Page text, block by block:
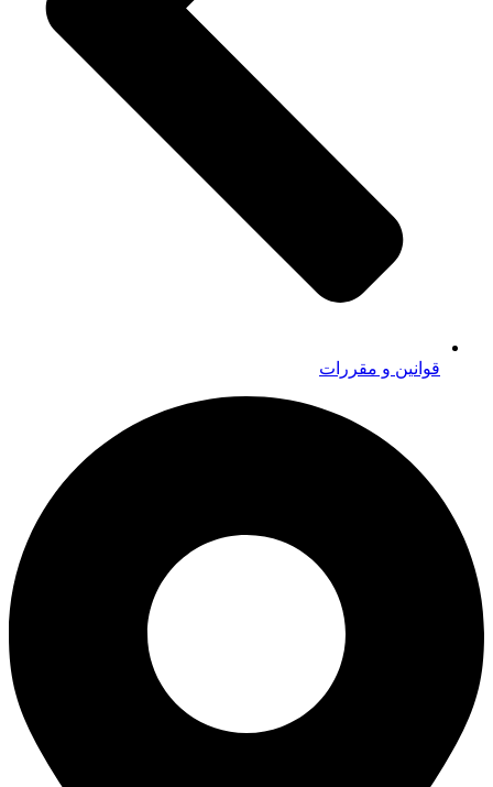
قوانین و مقررات